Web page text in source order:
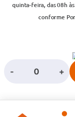
- +
quinta-feira, das 08h
conforme